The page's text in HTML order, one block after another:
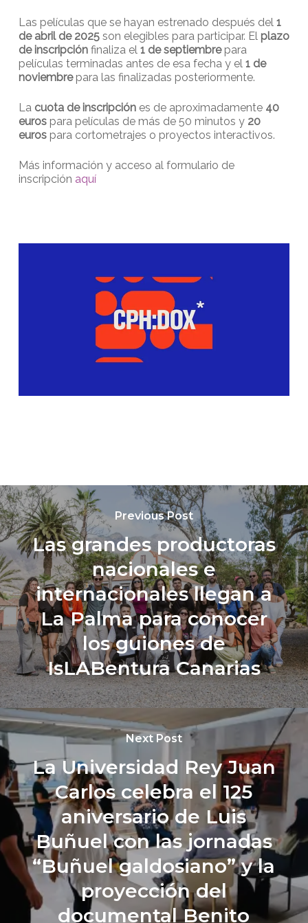
Las películas que se hayan estrenado después del 1
de abril de 2025son elegibles para participar. El plazo
de inscripciónfinaliza el 1 de septiembrepara
películas terminadas antes de esa fecha y el 1 de
noviembrepara las finalizadas posteriormente.
La cuota de inscripciónes de aproximadamente 40
eurospara películas de más de 50 minutos y 20
eurospara cortometrajes o proyectos interactivos.
Más información y acceso al formulario de
inscripción aquí
Previous Post
Las grandes productoras
nacionales e
internacionales llegan a
La Palma para conocer
los guiones de
IsLABentura Canarias
Next Post
La Universidad Rey Juan
Carlos celebra el 125
aniversario de Luis
Buñuel con las jornadas
“Buñuel galdosiano” y la
proyección del
documental Benito